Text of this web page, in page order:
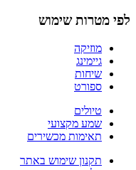
לפי מטרות שימוש
מוזיקה
גיימינג
שיחות
ספורט
טיולים
שמע מקצועי
תאימות מכשירים
תקנון שימוש באתר